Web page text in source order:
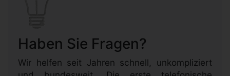
Haben Sie Fragen?
Wir helfen seit Jahren schnell, unkompliziert